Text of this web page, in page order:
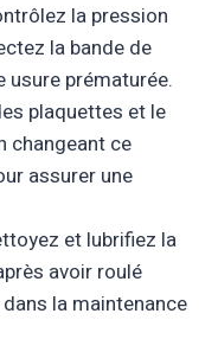
la pression
la bande de
usure prématurée.
plaquettes et le
changeant ce
assurer une
et lubrifiez la
avoir roulé
la maintenance